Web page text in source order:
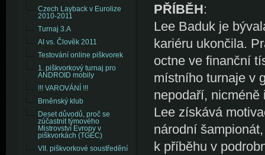
PŘÍBĚH:
Lee Baduk je
kariéru ukončila.
octne ve finanční
místního turnaje v
nepodaří,
Lee získává
národní
k příběhu v
Czech Layback v Eurolize
2010-2011
Turnaj 3.A
AI vs. Člověk 2011
Testování online piškvorek
1. piškvorkový turnaj pro
ANDROID mobily
!!! VAROVÁNÍ !!!
Brněnský klub
Deset důvodů, proč se
zúčastnit týmového
Mistrovství Evropy v
piškvorkách (TGEC)
VII. piškvorkové soustředění